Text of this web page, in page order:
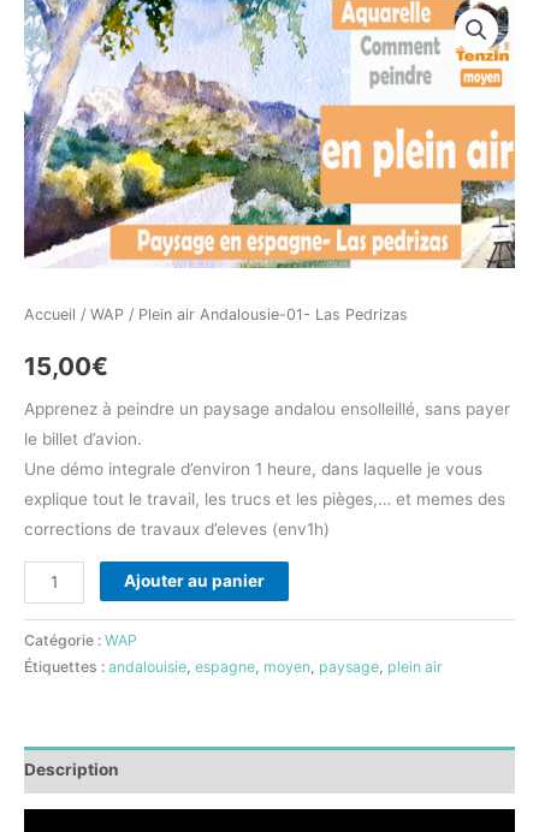
Accueil / WAP / Plein air Andalousie-01- Las Pedrizas
15,00€
Apprenez à peindre un paysage andalou ensolleillé, sans payer
le billet d’avion.
Une démo integrale d’environ 1 heure, dans laquelle je vous
explique tout le travail, les trucs et les pièges,… et memes des
corrections de travaux d’eleves (env1h)
quantité
de
Plein
air
Andalousie-
01-
Las
Pedrizas
Ajouter au panier
Catégorie : WAP
Étiquettes : andalouisie, espagne, moyen, paysage, plein air
Description